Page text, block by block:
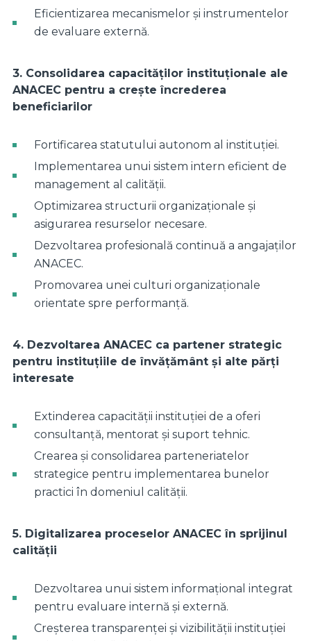
Eficientizarea mecanismelor și instrumentelor
de evaluare externă.
3. Consolidarea capacităților instituționale ale
ANACEC pentru a crește încrederea
beneficiarilor
Fortificarea statutului autonom al instituției.
Implementarea unui sistem intern eficient de
management al calității.
Optimizarea structurii organizaționale și
asigurarea resurselor necesare.
Dezvoltarea profesională continuă a angajaților
ANACEC.
Promovarea unei culturi organizaționale
orientate spre performanță.
4. Dezvoltarea ANACEC ca partener strategic
pentru instituțiile de învățământ și alte părți
interesate
Extinderea capacității instituției de a oferi
consultanță, mentorat și suport tehnic.
Crearea și consolidarea parteneriatelor
strategice pentru implementarea bunelor
practici în domeniul calității.
5. Digitalizarea proceselor ANACEC în sprijinul
calității
Dezvoltarea unui sistem informațional integrat
pentru evaluare internă și externă.
Creșterea transparenței și vizibilității instituției